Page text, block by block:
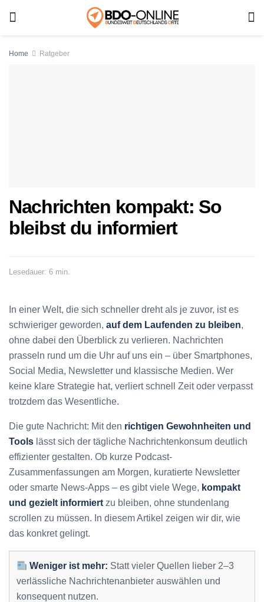
Home Ratgeber
Nachrichten kompakt: So
bleibst du informiert
Lesedauer: 6 min.
In einer Welt, die sich schneller dreht als je zuvor, ist es
schwieriger geworden, auf dem Laufenden zu bleiben,
ohne dabei den Überblick zu verlieren. Nachrichten
prasseln rund um die Uhr auf uns ein – über Smartphones,
Social Media, Newsletter und klassische Medien. Wer
keine klare Strategie hat, verliert schnell Zeit oder verpasst
trotzdem das Wesentliche.
Die gute Nachricht: Mit den richtigen Gewohnheiten und
Tools lässt sich der tägliche Nachrichtenkonsum deutlich
effizienter gestalten. Ob kurze Podcast-
Zusammenfassungen am Morgen, kuratierte Newsletter
oder smarte News-Apps – es gibt viele Wege, kompakt
und gezielt informiert zu bleiben, ohne stundenlang
scrollen zu müssen. In diesem Artikel zeigen wir dir, wie
das konkret gelingt.
Weniger ist mehr: Statt vieler Quellen lieber 2–3
verlässliche Nachrichtenanbieter auswählen und
konsequent nutzen.